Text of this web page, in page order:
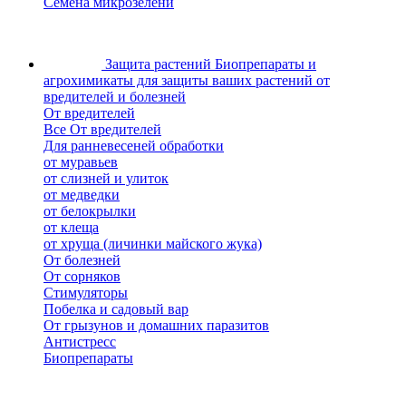
Защита растений Биопрепараты и
агрохимикаты для защиты ваших растений от
вредителей и болезней
От вредителей
Все От вредителей
Для ранневесеней обработки
от муравьев
от слизней и улиток
от медведки
от белокрылки
от клеща
от хруща (личинки майского жука)
От болезней
От сорняков
Стимуляторы
Побелка и садовый вар
От грызунов и домашних паразитов
Антистресс
Биопрепараты